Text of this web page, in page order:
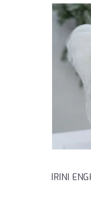
IRINI